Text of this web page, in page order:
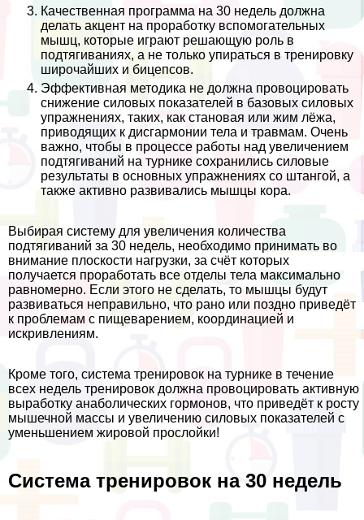
Качественная программа на 30 недель должна
делать акцент на проработку вспомогательных
мышц, которые играют решающую роль в
подтягиваниях, а не только упираться в тренировку
широчайших и бицепсов.
Эффективная методика не должна провоцировать
снижение силовых показателей в базовых силовых
упражнениях, таких, как становая или жим лёжа,
приводящих к дисгармонии тела и травмам. Очень
важно, чтобы в процессе работы над увеличением
подтягиваний на турнике сохранились силовые
результаты в основных упражнениях со штангой, а
также активно развивались мышцы кора.
Выбирая систему для увеличения количества
подтягиваний за 30 недель, необходимо принимать во
внимание плоскости нагрузки, за счёт которых
получается проработать все отделы тела максимально
равномерно. Если этого не сделать, то мышцы будут
развиваться неправильно, что рано или поздно приведёт
к проблемам с пищеварением, координацией и
искривлениям.
Кроме того, система тренировок на турнике в течение
всех недель тренировок должна провоцировать активную
выработку анаболических гормонов, что приведёт к росту
мышечной массы и увеличению силовых показателей с
уменьшением жировой прослойки!
Система тренировок на 30 недель